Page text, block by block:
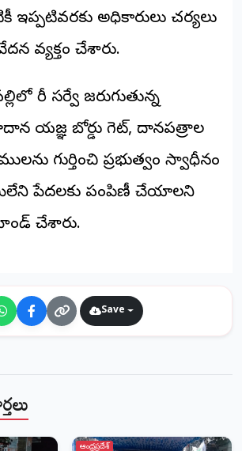
ఇప్పటివరకు అధికారులు చర్యలు
వ్యక్తం చేశారు.
రీ సర్వే జరుగుతున్న
యజ్ఞ బోర్డు గెజిట్, దానపత్రాల
గుర్తించి ప్రభుత్వం స్వాధీనం
పేదలకు పంపిణీ చేయాలని
చేశారు.
Save
ఆంధ్రప్రదేశ్